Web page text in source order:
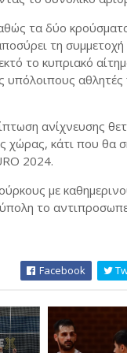
τα δύο
τη
το κυπριακό
υπόλοιπους
ανίχνευσης
χώρας, κάτι που θα
2024.
με
το
Facebook